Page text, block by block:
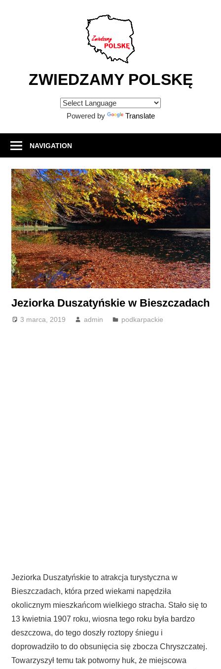
ZWIEDZAMY POLSKĘ
Powered by Translate
NAVIGATION
Jeziorka Duszatyńskie w Bieszczadach
3 marca, 2019 admin podkarpackie
Jeziorka Duszatyńskie to atrakcja turystyczna w
Bieszczadach, która przed wiekami napędziła
okolicznym mieszkańcom wielkiego stracha. Stało się to
13 kwietnia 1907 roku, wiosna tego roku była bardzo
deszczowa, do tego doszły roztopy śniegu i
doprowadziło to do obsunięcia się zbocza Chryszczatej.
Towarzyszył temu tak potworny huk, że miejscowa